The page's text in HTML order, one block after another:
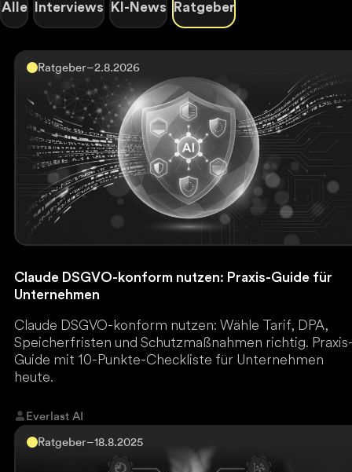
Alle Interviews KI-News Ratgeber
Ratgeber–2.8.2026
Claude DSGVO-konform nutzen: Praxis-Guide für
Unternehmen
Claude DSGVO-konform nutzen: Wähle Tarif, DPA,
Speicherfristen und Schutzmaßnahmen richtig.
Guide mit 10-Punkte-Checkliste für Unternehmen
heute.
Everlast AI
Ratgeber–18.8.2025